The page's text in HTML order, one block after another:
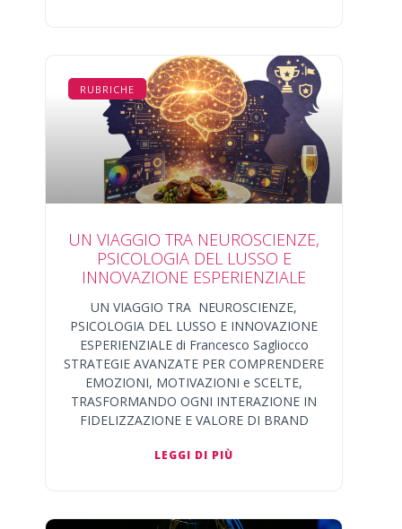
RUBRICHE
UN VIAGGIO TRA NEUROSCIENZE,
PSICOLOGIA DEL LUSSO E
INNOVAZIONE ESPERIENZIALE
UN VIAGGIO TRA NEUROSCIENZE,
PSICOLOGIA DEL LUSSO E INNOVAZIONE
ESPERIENZIALE di Francesco Sagliocco
STRATEGIE AVANZATE PER COMPRENDERE
EMOZIONI, MOTIVAZIONI e SCELTE,
TRASFORMANDO OGNI INTERAZIONE IN
FIDELIZZAZIONE E VALORE DI BRAND
LEGGI DI PIÙ